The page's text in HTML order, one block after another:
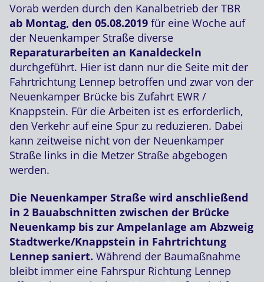
Vorab werden durch den Kanalbetrieb der TBR
ab Montag, den 05.08.2019 für eine Woche auf
der Neuenkamper Straße diverse
Reparaturarbeiten an Kanaldeckeln
durchgeführt. Hier ist dann nur die Seite mit der
Fahrtrichtung Lennep betroffen und zwar von der
Neuenkamper Brücke bis Zufahrt EWR /
Knappstein. Für die Arbeiten ist es erforderlich,
den Verkehr auf eine Spur zu reduzieren. Dabei
kann zeitweise nicht von der Neuenkamper
Straße links in die Metzer Straße abgebogen
werden.
Die Neuenkamper Straße wird anschließend
in 2 Bauabschnitten zwischen der Brücke
Neuenkamp bis zur Ampelanlage am Abzweig
Stadtwerke/Knappstein in Fahrtrichtung
Lennep saniert. Während der Baumaßnahme
bleibt immer eine Fahrspur Richtung Lennep